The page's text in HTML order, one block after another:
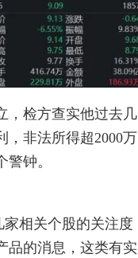
，检方查实他过去几
，非法所得超2000万
钟。
相关个股的关注度
品的消息，这类有实